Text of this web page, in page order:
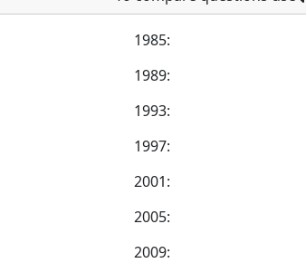
1985:
1989:
1993:
1997:
2001:
2005:
2009: